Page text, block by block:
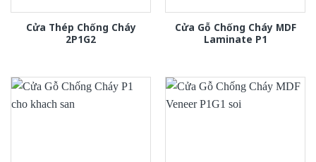
Cửa Thép Chống Cháy
2P1G2
Cửa Gỗ Chống Cháy MDF
Laminate P1